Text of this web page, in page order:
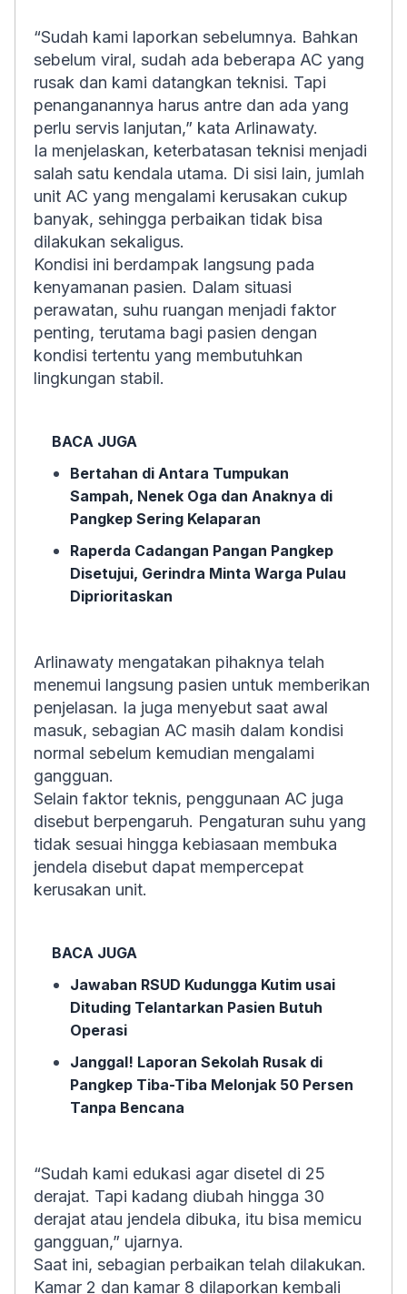
“Sudah kami laporkan sebelumnya. Bahkan
sebelum viral, sudah ada beberapa AC yang
rusak dan kami datangkan teknisi. Tapi
penanganannya harus antre dan ada yang
perlu servis lanjutan,” kata Arlinawaty.
Ia menjelaskan, keterbatasan teknisi menjadi
salah satu kendala utama. Di sisi lain, jumlah
unit AC yang mengalami kerusakan cukup
banyak, sehingga perbaikan tidak bisa
dilakukan sekaligus.
Kondisi ini berdampak langsung pada
kenyamanan pasien. Dalam situasi
perawatan, suhu ruangan menjadi faktor
penting, terutama bagi pasien dengan
kondisi tertentu yang membutuhkan
lingkungan stabil.
BACA JUGA
Bertahan di Antara Tumpukan
Sampah, Nenek Oga dan Anaknya di
Pangkep Sering Kelaparan
Raperda Cadangan Pangan Pangkep
Disetujui, Gerindra Minta Warga Pulau
Diprioritaskan
Arlinawaty mengatakan pihaknya telah
menemui langsung pasien untuk memberikan
penjelasan. Ia juga menyebut saat awal
masuk, sebagian AC masih dalam kondisi
normal sebelum kemudian mengalami
gangguan.
Selain faktor teknis, penggunaan AC juga
disebut berpengaruh. Pengaturan suhu yang
tidak sesuai hingga kebiasaan membuka
jendela disebut dapat mempercepat
kerusakan unit.
BACA JUGA
Jawaban RSUD Kudungga Kutim usai
Dituding Telantarkan Pasien Butuh
Operasi
Janggal! Laporan Sekolah Rusak di
Pangkep Tiba-Tiba Melonjak 50 Persen
Tanpa Bencana
“Sudah kami edukasi agar disetel di 25
derajat. Tapi kadang diubah hingga 30
derajat atau jendela dibuka, itu bisa memicu
gangguan,” ujarnya.
Saat ini, sebagian perbaikan telah dilakukan.
Kamar 2 dan kamar 8 dilaporkan kembali